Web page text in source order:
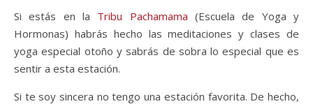
Si estás en la Tribu Pachamama (Escuela de Yoga y
Hormonas) habrás hecho las meditaciones y clases de
yoga especial otoño y sabrás de sobra lo especial que es
sentir a esta estación.
Si te soy sincera no tengo una estación favorita. De hecho,